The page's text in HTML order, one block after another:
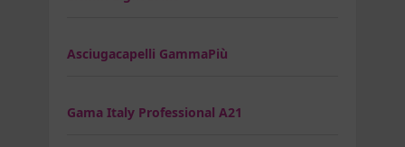
Asciugacapelli GammaPiù
Gama Italy Professional A21